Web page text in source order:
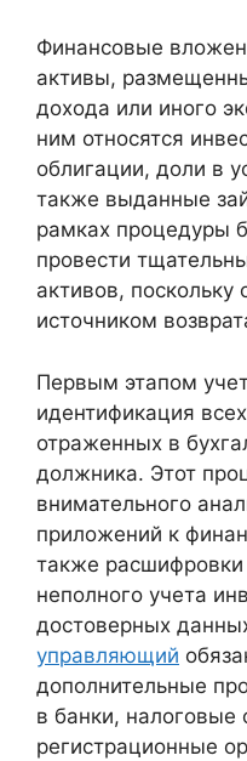
Финансовые
активы,
дохода или иного
ним относятся
облигации, доли в
также выданные
рамках процедуры
провести
активов, поскольку
источником
Первым этапом
идентификация
отраженных в
должника. Этот
внимательного
приложений к
также расшифровки
неполного учета
достоверных
управляющий
дополнительные
в банки, налоговые
регистрационные